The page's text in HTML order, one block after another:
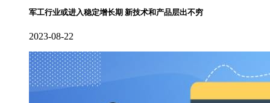
军工行业或进入稳定增长期 新技术和产品层出不穷
2023-08-22